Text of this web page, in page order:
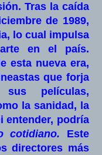
Tras la caída
de 1989,
lo cual impulsa
en el país.
esta nueva era,
que forja
películas,
la sanidad, la
entender, podría
cotidiano. Este
directores más